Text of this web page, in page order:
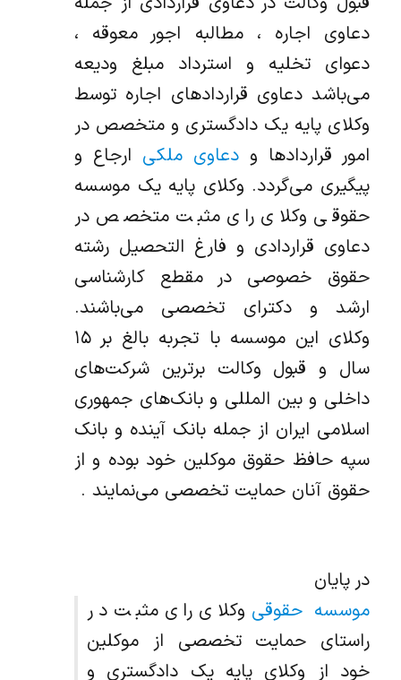
دعاوی اجاره ، مطالبه اجور معوقه ،
دعوای تخلیه و استرداد مبلغ ودیعه
می‌باشد دعاوی قراردادهای اجاره توسط
وکلای پایه یک دادگستری و متخصص در
امور قراردادها و دعاوی ملکی ارجاع و
پیگیری می‌گردد. وکلای پایه یک موسسه
حقوقی وکلای رای مثبت متخصص در
دعاوی قراردادی و فارغ التحصیل رشته
حقوق خصوصی در مقطع کارشناسی
ارشد و دکترای تخصصی می‌باشند.
وکلای این موسسه با تجربه بالغ بر ۱۵
سال و قبول وکالت برترین شرکت‌های
داخلی و بین المللی و بانک‌های جمهوری
اسلامی ایران از جمله بانک آینده و بانک
سپه حافظ حقوق موکلین خود بوده و از
حقوق آنان حمایت تخصصی می‌نمایند .
در پایان
موسسه حقوقی وکلای رای مثبت در
راستای حمایت تخصصی از موکلین
خود از وکلای پایه یک دادگستری و